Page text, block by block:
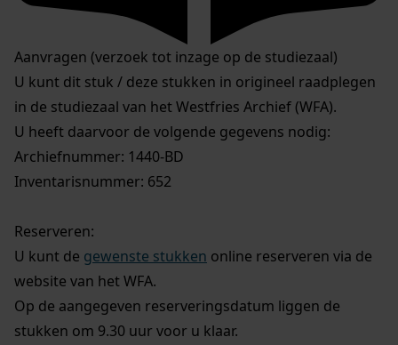
Aanvragen (verzoek tot inzage op de studiezaal)
U kunt dit stuk / deze stukken in origineel raadplegen
in de studiezaal van het Westfries Archief (WFA).
U heeft daarvoor de volgende gegevens nodig:
Archiefnummer: 1440-BD
Inventarisnummer: 652
Reserveren:
U kunt de gewenste stukken online reserveren via de
website van het WFA.
Op de aangegeven reserveringsdatum liggen de
stukken om 9.30 uur voor u klaar.